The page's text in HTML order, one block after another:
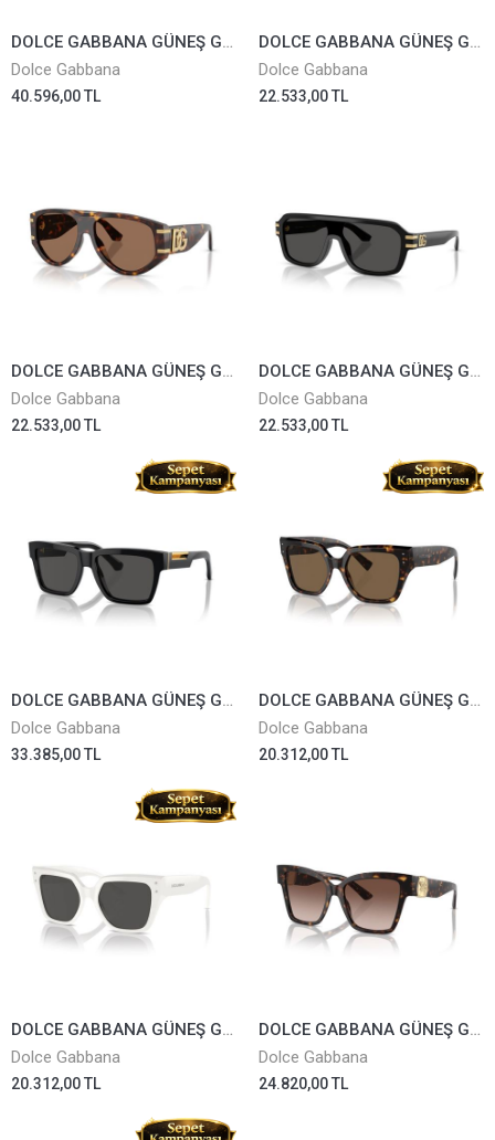
DOLCE GABBANA GÜNEŞ GÖZLÜĞÜ 2315-02/87
Dolce Gabbana
40.596,00 TL
DOLCE GABBANA GÜNEŞ GÖZLÜĞÜ 4499-501/87
Dolce Gabbana
22.533,00 TL
DOLCE GABBANA GÜNEŞ GÖZLÜĞÜ 4499-502/73
Dolce Gabbana
22.533,00 TL
DOLCE GABBANA GÜNEŞ GÖZLÜĞÜ 4507-501/87
Dolce Gabbana
22.533,00 TL
DOLCE GABBANA GÜNEŞ GÖZLÜĞÜ 4465-501/87
Dolce Gabbana
33.385,00 TL
DOLCE GABBANA GÜNEŞ GÖZLÜĞÜ 4471-502/73
Dolce Gabbana
20.312,00 TL
DOLCE GABBANA GÜNEŞ GÖZLÜĞÜ 4471-3312/87
Dolce Gabbana
20.312,00 TL
DOLCE GABBANA GÜNEŞ GÖZLÜĞÜ 4470-502/13
Dolce Gabbana
24.820,00 TL